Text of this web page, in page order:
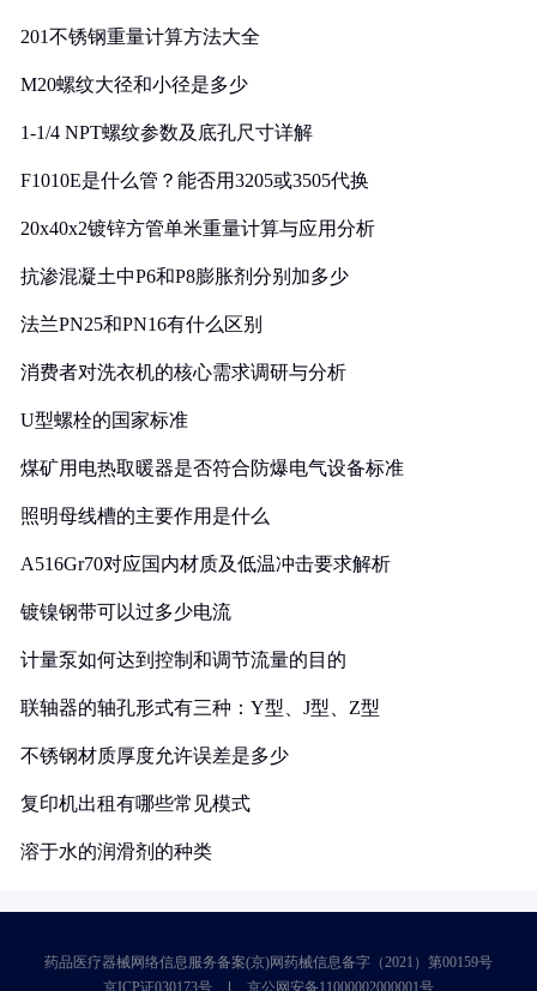
201不锈钢重量计算方法大全
M20螺纹大径和小径是多少
1-1/4 NPT螺纹参数及底孔尺寸详解
F1010E是什么管？能否用3205或3505代换
20x40x2镀锌方管单米重量计算与应用分析
抗渗混凝土中P6和P8膨胀剂分别加多少
法兰PN25和PN16有什么区别
消费者对洗衣机的核心需求调研与分析
U型螺栓的国家标准
煤矿用电热取暖器是否符合防爆电气设备标准
照明母线槽的主要作用是什么
A516Gr70对应国内材质及低温冲击要求解析
镀镍钢带可以过多少电流
计量泵如何达到控制和调节流量的目的
联轴器的轴孔形式有三种：Y型、J型、Z型
不锈钢材质厚度允许误差是多少
复印机出租有哪些常见模式
溶于水的润滑剂的种类
药品医疗器械网络信息服务备案(京)网药械信息备字（2021）第00159号
京ICP证030173号
京公网安备11000002000001号